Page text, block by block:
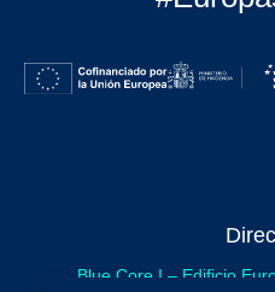
Blue Core I – Edificio